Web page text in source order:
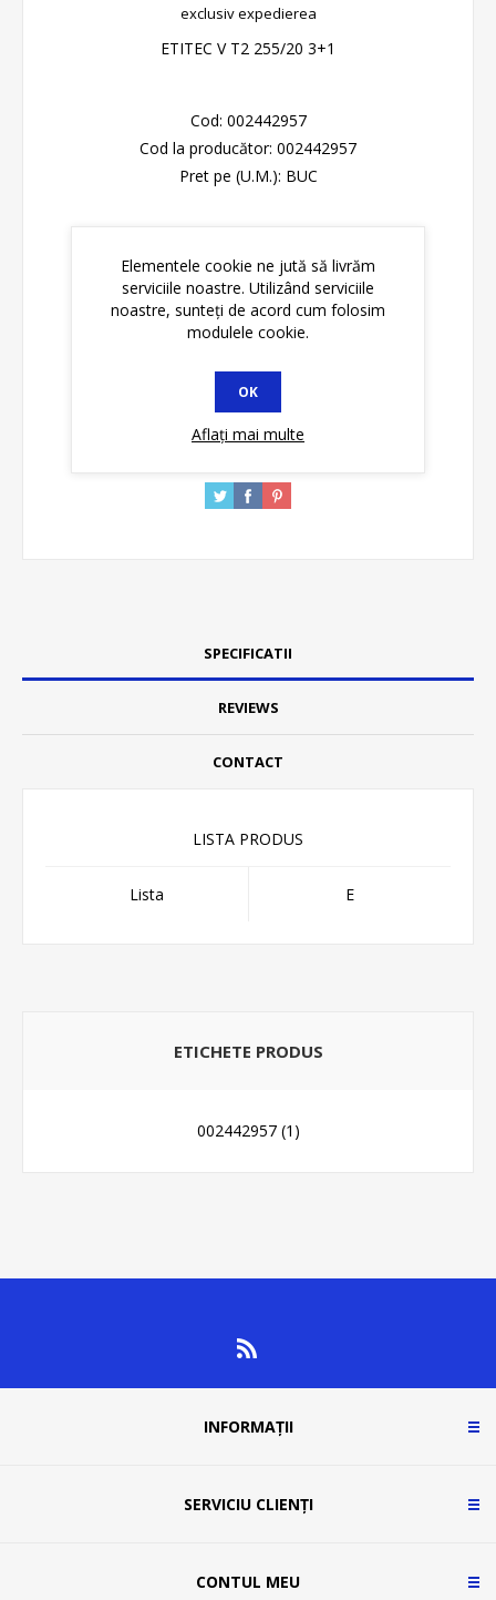
exclusivexpedierea
ETITEC V T2 255/20 3+1
Cod: 002442957
Cod la producător: 002442957
Pret pe (U.M.): BUC
Disponibilitate: Stoc epuizat
SPECIFICATII
REVIEWS
CONTACT
LISTA PRODUS
Lista E
ETICHETE PRODUS
002442957 (1)
INFORMAȚII
SERVICIU CLIENȚI
CONTUL MEU
Elementele cookie ne jută să livrăm
serviciile noastre. Utilizând serviciile
noastre, sunteți de acord cum folosim
modulele cookie.
OK
Aflați mai multe